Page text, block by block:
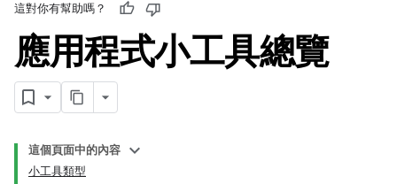
這對你有幫助嗎？
應用程式小工具總覽
這個頁面中的內容
小工具類型